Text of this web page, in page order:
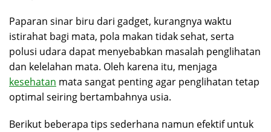
Paparan sinar biru dari gadget, kurangnya waktu
istirahat bagi mata, pola makan tidak sehat, serta
polusi udara dapat menyebabkan masalah penglihatan
dan kelelahan mata. Oleh karena itu, menjaga
kesehatan mata sangat penting agar penglihatan tetap
optimal seiring bertambahnya usia.
Berikut beberapa tips sederhana namun efektif untuk